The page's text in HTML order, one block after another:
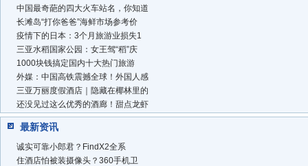
中国最奇葩的四大火车站名，你知道
长滩岛“打你爸爸”海鲜市场参考价
疫情下的日本：3个月旅游业损失1
三亚水稻国家公园：女王驾“稻”庆
1000块钱搞定国内十大热门旅游
外媒：中国高铁震撼全球！外国人感
三亚万丽度假酒店｜隐藏在椰林里的
还没见过这么优秀的酒廊！甜点龙虾
最新资讯
诚实可靠小郎君？FindX2全系
住酒店怕被装摄像头？360手机卫